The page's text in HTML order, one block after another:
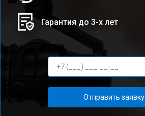
Гарантия до 3-х лет
Отправить заявку